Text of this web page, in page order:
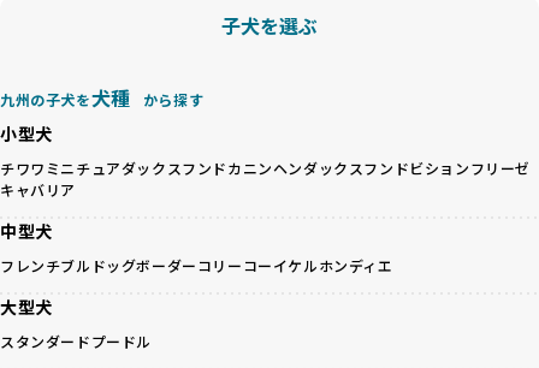
接のヒアリング、現地確認を通じて厳しく評価しています。
このプロセスにより、育成環境や健康管理だけでなく、ブリ
さらに、こうした評価結果は透明性を持って公開されている
ため、どのブリーダーを選んでも安心して子犬をお迎えいた
だけます。
徹底した透明性こそが、BreederFamiliesの大きな特徴で
す。
BreederFamiliesは、ペット業界が抱える命の大量生産・大
量販売、負担の大きい流通構造、劣悪な飼育環境といった課
を促進することで、無駄な命の消費を減らし、命を大切にす
る社会の実現を目指しています。
ペットショップやオークションを介さずに直接飼い主に渡す
ことを大切にしています。また、彼らはお迎え先を自身で確
認し、ワンちゃんが安心して暮らせる環境を整えるために直
接の引き渡しを基本とします。
一方で、営利優先ブリーダーは、広範囲に販売するためにペ
を軽視しがちです。
「ペットショップ等を使わない」の詳細はこちら
近年、「小さくて可愛い」「珍しい毛色」という見た目の特
徴が人気を集め、高値で取引されることが多くなっていま
子犬を選ぶ
九州の子犬を犬種 から探す
小型犬
チワワ ミニチュアダックスフンドカニンヘンダックスフンドビションフリーゼ
キャバリア
中型犬
フレンチブルドッグボーダーコリーコーイケルホンディエ
大型犬
スタンダードプードル